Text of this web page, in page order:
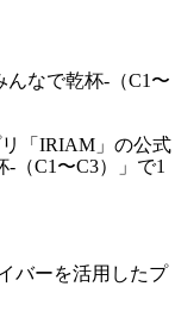
なで乾杯-（C1〜
「IRIAM」の公式
（C1〜C3）」で1
バーを活用したプ